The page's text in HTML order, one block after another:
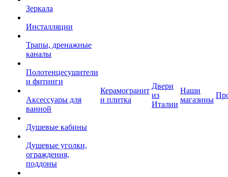
Зеркала
Инсталляции
Трапы, дренажные
каналы
Полотенцесушители
и фитинги
Аксессуары для
ванной
Душевые кабины
Душевые уголки,
ограждения,
поддоны
Керамогранит
и плитка
Двери
из
Италии
Наши
магазины